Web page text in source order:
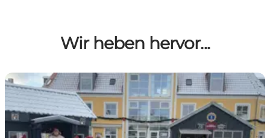
Wir heben hervor...
Weihnachten in Gammelby – Weihnachten auf dem